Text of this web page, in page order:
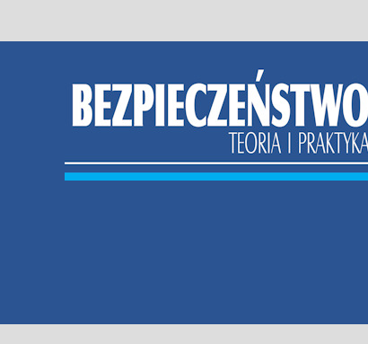
to